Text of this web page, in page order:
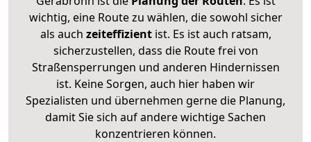
wichtig, eine Route zu wählen, die sowohl sicher
als auch zeiteffizientist. Es ist auch ratsam,
sicherzustellen, dass die Route frei von
Straßensperrungen und anderen Hindernissen
ist. Keine Sorgen, auch hier haben wir
Spezialisten und übernehmen gerne die Planung,
damit Sie sich auf andere wichtige Sachen
konzentrieren können.